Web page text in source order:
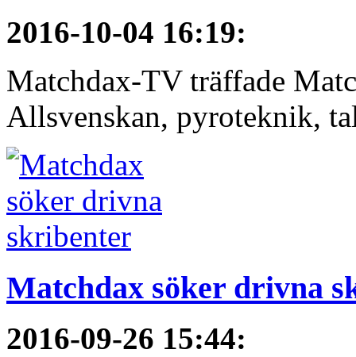
2016-10-04 16:19:
Matchdax-TV träffade
Allsvenskan, pyroteknik,
Matchdax söker drivna
2016-09-26 15:44: